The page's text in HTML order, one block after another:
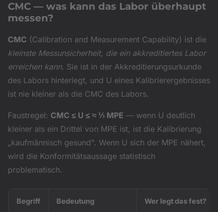
CMC — was kann das Labor überhaupt
messen?
CMC (Calibration and Measurement Capability) ist die
kleinste Messunsicherheit, die ein akkreditiertes Labor
erreichen kann. Sie ist in der Akkreditierungsurkunde
des Labors hinterlegt, und U eines Kalibrierergebnisses
ist nie kleiner als die CMC des Labors.
Faustregel: CMC ≤ U ≤ ≈ ⅓ MPE — wenn U deutlich
kleiner als ein Drittel von MPE ist, ist die Kalibrierung
„kaufmännisch gesund". Wenn U sich der MPE nähert,
wird die Konformitätsaussage statistisch
problematisch.
Begriff Bedeutung Wer legt das fest?